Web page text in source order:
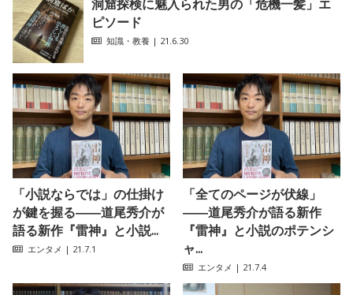
洞窟探検に魅入られた男の「危機一髪」エ
ピソード
知識・教養 | 21.6.30
「小説ならでは」の仕掛け
が鍵を握る――道尾秀介が
語る新作『雷神』と小説...
エンタメ | 21.7.1
「全てのページが伏線」
――道尾秀介が語る新作
『雷神』と小説のポテンシ
ャ...
エンタメ | 21.7.4